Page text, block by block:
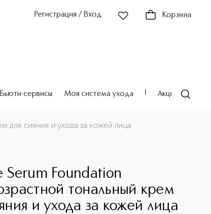
Регистрация / Вход Корзина
Бьюти-сервисы Моя система ухода Акции
для сияния и ухода за кожей лица
Serum Foundation
тональный крем
и ухода за кожей лица